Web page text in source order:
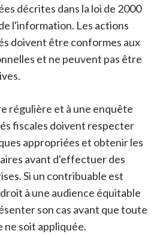
décrites dans la loi de 2000
l'information. Les actions
doivent être conformes aux
et ne peuvent pas être
régulière et à une enquête
fiscales doivent respecter
appropriées et obtenir les
avant d'effectuer des
Si un contribuable est
à une audience équitable
son cas avant que toute
soit appliquée.